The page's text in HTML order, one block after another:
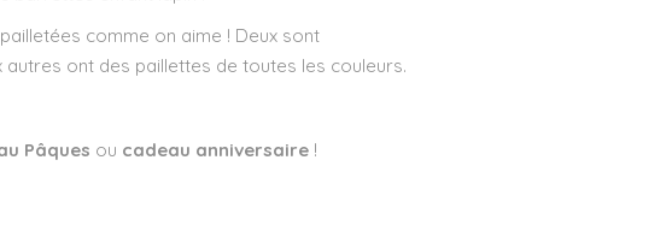
comme on aime ! Deux sont
ont des paillettes de toutes les couleurs.
Pâques ou cadeau anniversaire !